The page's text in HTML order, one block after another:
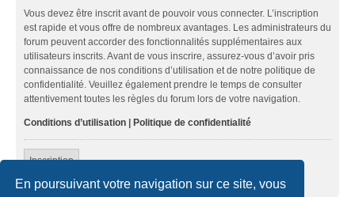
En poursuivant votre navigation sur ce site, vous
Vous devez être inscrit avant de pouvoir vous connecter. L’inscription
est rapide et vous offre de nombreux avantages. Les administrateurs du
forum peuvent accorder des fonctionnalités supplémentaires aux
utilisateurs inscrits. Avant de vous inscrire, assurez-vous d’avoir pris
connaissance de nos conditions d’utilisation et de notre politique de
confidentialité. Veuillez également prendre le temps de consulter
attentivement toutes les règles du forum lors de votre navigation.
Conditions d’utilisation | Politique de confidentialité
Inscription